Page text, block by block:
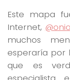
Este mapa
Internet,
muchos
esperaría por
que es